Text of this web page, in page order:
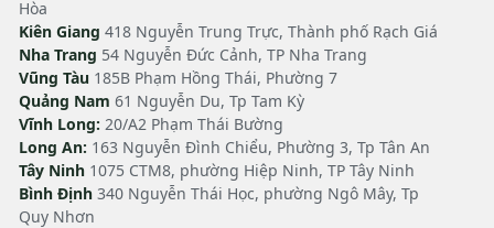
Hòa
Kiên Giang 418 Nguyễn Trung Trực, Thành phố Rạch Giá
Nha Trang 54 Nguyễn Đức Cảnh, TP Nha Trang
Vũng Tàu 185B Phạm Hồng Thái, Phường 7
Quảng Nam 61 Nguyễn Du, Tp Tam Kỳ
Vĩnh Long: 20/A2 Phạm Thái Bường
Long An: 163 Nguyễn Đình Chiểu, Phường 3, Tp Tân An
Tây Ninh 1075 CTM8, phường Hiệp Ninh, TP Tây Ninh
Bình Định 340 Nguyễn Thái Học, phường Ngô Mây, Tp
Quy Nhơn